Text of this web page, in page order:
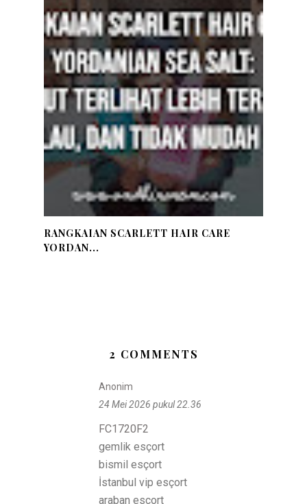
RANGKAIAN SCARLETT HAIR CARE
YORDAN...
2 COMMENTS
Anonim
24 Mei 2026 pukul 22.36
FC1720F2
gemlik esçort
bismil esçort
İstanbul vip esçort
araban esçort